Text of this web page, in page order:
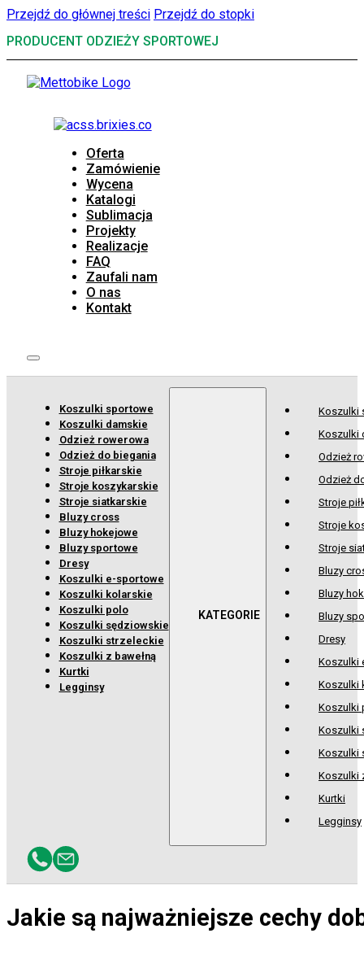
Przejdź do głównej treści Przejdź do stopki
PRODUCENT ODZIEŻY SPORTOWEJ
Oferta
Zamówienie
Wycena
Katalogi
Sublimacja
Projekty
Realizacje
FAQ
Zaufali nam
O nas
Kontakt
Koszulki sportowe
Koszulki damskie
Odzież rowerowa
Odzież do biegania
Stroje piłkarskie
Stroje koszykarskie
Stroje siatkarskie
Bluzy cross
Bluzy hokejowe
Bluzy sportowe
Dresy
Koszulki e-sportowe
Koszulki kolarskie
Koszulki polo
Koszulki sędziowskie
Koszulki strzeleckie
Koszulki z bawełną
Kurtki
Legginsy
Koszulki
Koszulki
Odzież
Odzież
Stroje
Stroje
Stroje
Bluzy
Bluzy
Bluzy
Dresy
Koszulki
Koszulki
Koszulki
Koszulki
Koszulki
Koszulki
Kurtki
Legginsy
Jakie są najważniejsze cechy